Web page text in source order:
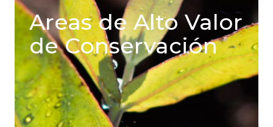
Areas de Alto Valor
de Conservación